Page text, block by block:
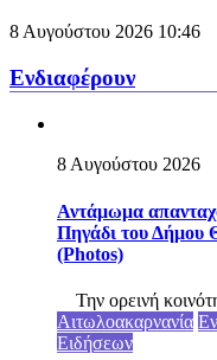
8 Αυγούστου 2026 10:46
Ενδιαφέρουν
8 Αυγούστου 2026
Αντάμωμα
Πηγάδι του Δήμου
(Photos)
Την ορεινή
Αιτωλοακαρνανία
Ειδήσεων